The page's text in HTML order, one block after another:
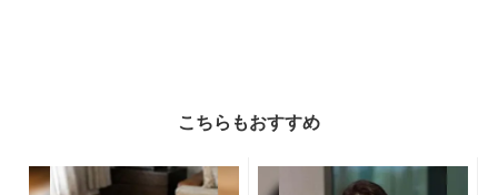
こちらもおすすめ